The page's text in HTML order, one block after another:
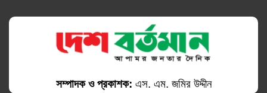
সম্পাদক ও প্রকাশক: এস. এম. জমির উদ্দীন